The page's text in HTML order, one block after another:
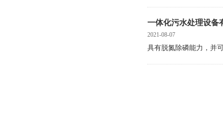
一体化污水处理设备
2021-08-07
具有脱氮除磷能力，并